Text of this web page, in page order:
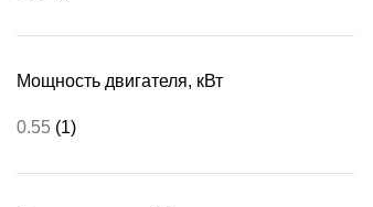
Мощность двигателя, кВт
0.55 (1)